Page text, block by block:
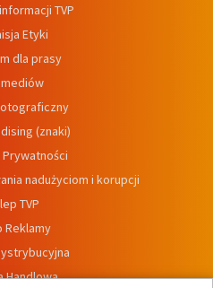
TVP
Etyki
dla prasy
mediów
(znaki)
nadużyciom i korupcji
TVP
Reklamy
Handlowa